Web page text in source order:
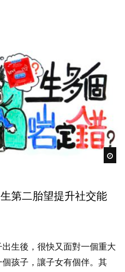
第二胎望提升社交能
生後，很快又面對一個重大
孩子，讓子女有個伴。其